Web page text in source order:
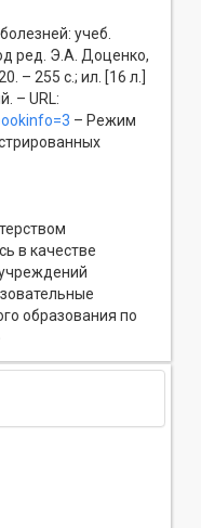
учеб.
ред. Э.А. Доценко,
– 255 с.; ил. [16 л.]
– URL:
– Режим
в качестве
образования по